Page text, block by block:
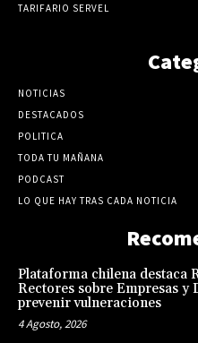
TARIFARIO SERVEL
NOTICIAS
DESTACADOS
POLITICA
TODA TU MAÑANA
PODCAST
LO QUE HAY TRAS CADA NOTICIA
Plataforma chilena destaca
Rectores sobre Empresas y
prevenir vulneraciones
4 Agosto, 2026